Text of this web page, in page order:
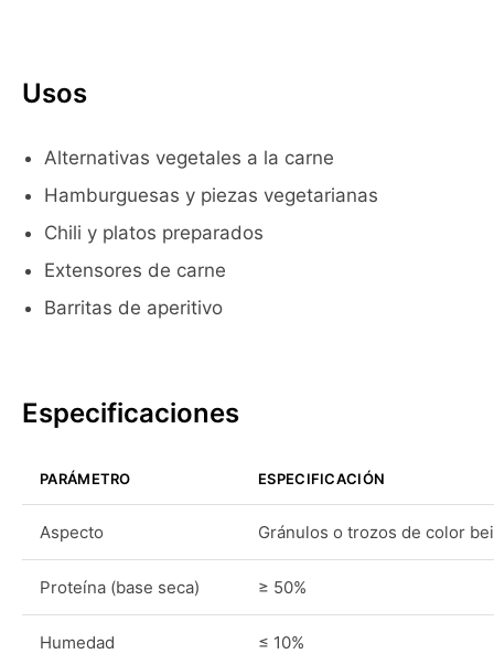
Usos
Alternativas vegetales a la carne
Hamburguesas y piezas vegetarianas
Chili y platos preparados
Extensores de carne
Barritas de aperitivo
Especificaciones
PARÁMETRO ESPECIFICACIÓN
Aspecto Gránulos o trozos de color
Proteína (base seca) ≥ 50%
Humedad ≤ 10%